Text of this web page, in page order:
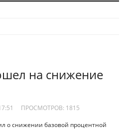
на снижение
ПРОСМОТРОВ: 1815
о снижении базовой процентной